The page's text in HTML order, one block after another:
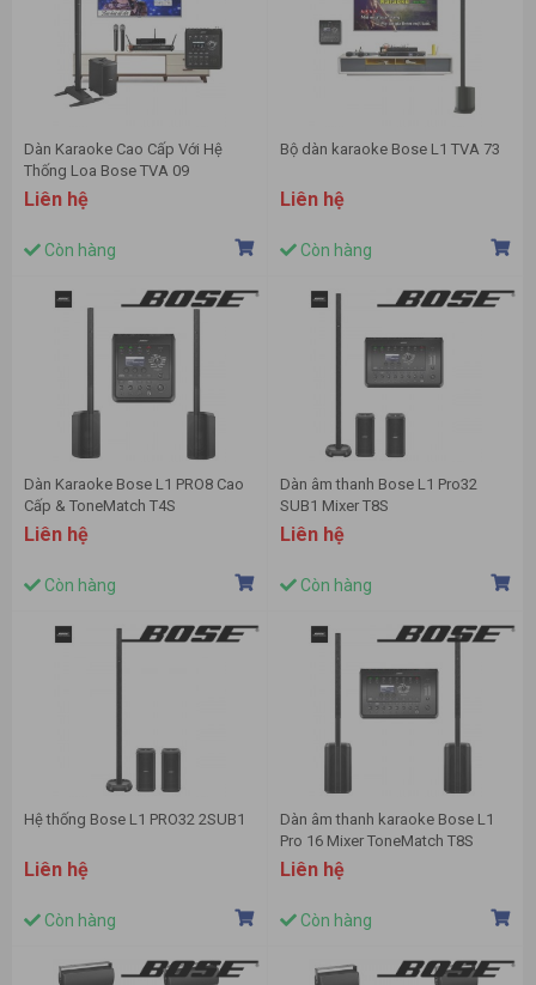
Dàn Karaoke Cao Cấp Với Hệ
Thống Loa Bose TVA 09
Liên hệ
Còn hàng
Bộ dàn karaoke Bose L1 TVA 73
Liên hệ
Còn hàng
Dàn Karaoke Bose L1 PRO8 Cao
Cấp & ToneMatch T4S
Liên hệ
Còn hàng
Dàn âm thanh Bose L1 Pro32
SUB1 Mixer T8S
Liên hệ
Còn hàng
Hệ thống Bose L1 PRO32 2SUB1
Liên hệ
Còn hàng
Dàn âm thanh karaoke Bose L1
Pro 16 Mixer ToneMatch T8S
Liên hệ
Còn hàng